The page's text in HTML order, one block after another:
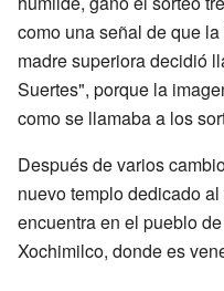
como una señal de que
madre superiora decidió
Suertes", porque la
como se llamaba a los
Después de varios
nuevo templo dedicado
encuentra en el pueblo
Xochimilco, donde es